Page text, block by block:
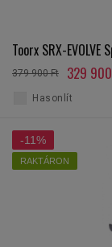
Toorx SRX-
379 900 Ft 329
Hasonlít
-11%
RAKTÁRON